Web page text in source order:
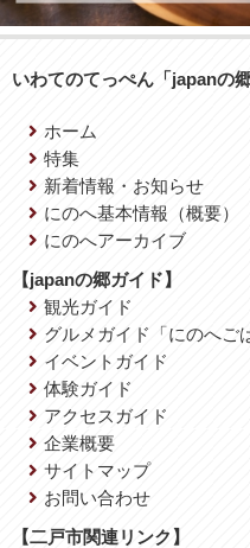
いわてのてっぺん「japanの
ホーム
特集
新着情報・お知らせ
にのへ基本情報（概要）
にのへアーカイブ
【japanの郷ガイド】
観光ガイド
グルメガイド「にのへご
イベントガイド
体験ガイド
アクセスガイド
企業概要
サイトマップ
お問い合わせ
【二戸市関連リンク】